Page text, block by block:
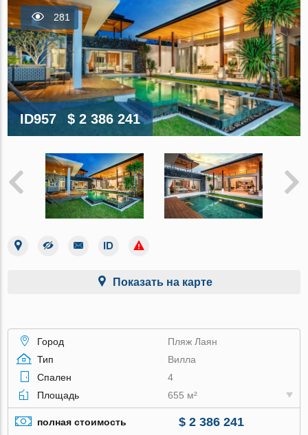
281
ID957 $ 2 386 241
Показать на карте
Город
Пляж Лаян
Тип
Вилла
Спален
4
Площадь
655 м²
полная стоимость $ 2 386 241